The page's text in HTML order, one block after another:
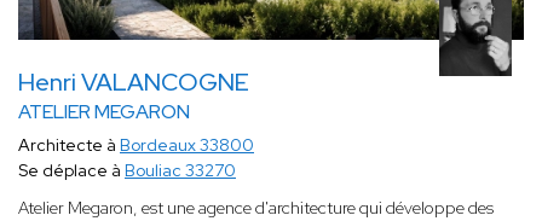
Henri VALANCOGNE
ATELIER MEGARON
Architecte à Bordeaux 33800
Se déplace à Bouliac 33270
Atelier Megaron, est une agence d'architecture qui développe des